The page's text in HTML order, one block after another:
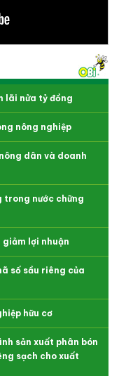
lãi nửa tỷ đồng
nông nghiệp
dân và doanh
trong nước chững
giảm lợi nhuận
số sầu riêng của
hữu cơ
sản xuất phân bón
sạch cho xuất